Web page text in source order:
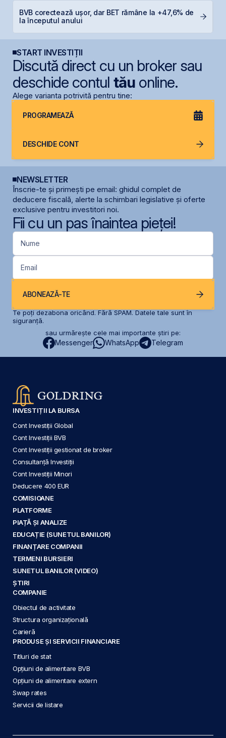
BVB corectează ușor, dar BET rămâne la +47,6% de
la începutul anului
START INVESTIȚII
Discută direct cu un broker sau
deschide contul tăuonline.
Alege varianta potrivită pentru tine:
PROGRAMEAZĂ
DESCHIDE CONT
NEWSLETTER
Înscrie-te și primești pe email: ghidul complet de
deducere fiscală, alerte la schimbari legislative și oferte
exclusive pentru investitori noi.
Fii cu un pas înaintea pieței!
Nume
Email
ABONEAZĂ-TE
Te poți dezabona oricând. Fără SPAM. Datele tale sunt în
siguranță.
sau urmărește cele mai importante știri pe:
Messenger WhatsApp Telegram
INVESTIȚII LA BURSA
Cont Investiții Global
Cont Investiții BVB
Cont Investiții gestionat de broker
Consultanță Investiții
Cont Investiții Minori
Deducere 400 EUR
COMISIOANE
PLATFORME
PIAȚĂ ȘI ANALIZE
EDUCAȚIE (SUNETUL BANILOR)
FINANȚARE COMPANII
TERMENI BURSIERI
SUNETUL BANILOR (VIDEO)
ȘTIRI
COMPANIE
Obiectul de activitate
Structura organizațională
Carieră
PRODUSE ȘI SERVICII FINANCIARE
Titluri de stat
Opțiuni de alimentare BVB
Opțiuni de alimentare extern
Swap rates
Servicii de listare